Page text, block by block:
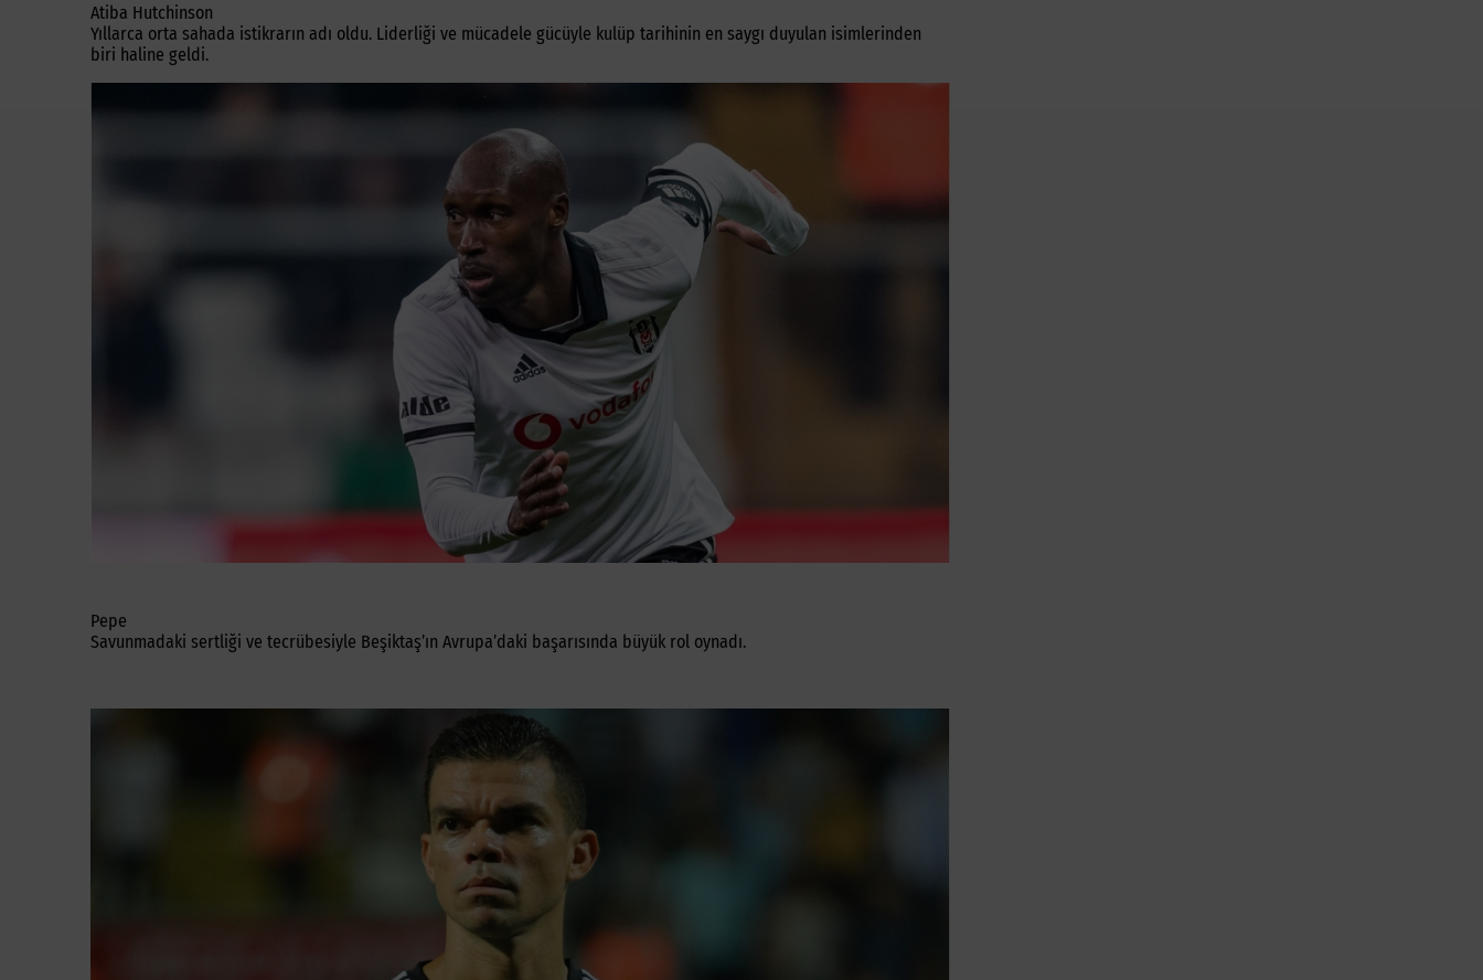
Atiba Hutchinson
Yıllarca orta sahada istikrarın adı oldu. Liderliği ve mücadele gücüyle kulüp tarihinin en saygı duyulan isimlerinden
biri haline geldi.
Pepe
Savunmadaki sertliği ve tecrübesiyle Beşiktaş’ın Avrupa’daki başarısında büyük rol oynadı.